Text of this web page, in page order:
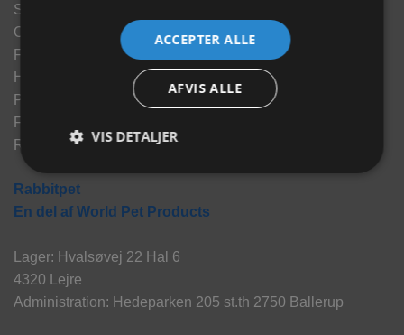
Sponsorater
Opdrætterrabat
Finansering
Handelsbetingelser
Privatlivspolitik
Fortrydelse og reklamationsret
Returportal
Rabbitpet
En del af World Pet Products
Lager: Hvalsøvej 22 Hal 6
4320 Lejre
Administration: Hedeparken 205 st.th 2750 Ballerup
ACCEPTER ALLE
AFVIS ALLE
VIS DETALJER